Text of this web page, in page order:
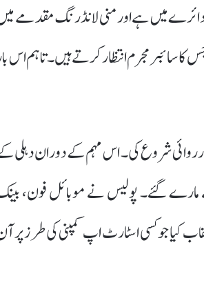
دائرے میں ہے اور منی لانڈرنگ مقدمے
سائبر مجرم انتظار کرتے ہیں۔ تاہم اس
نے اپریل 2026 میں بڑے پیمانے پر کارروائی شروع کی۔ اس مہم کے دوران
مارے گئے۔ پولیس نے موبائل فون،
کیا جو کسی اسٹارٹ اپ کمپنی کی طرز پر